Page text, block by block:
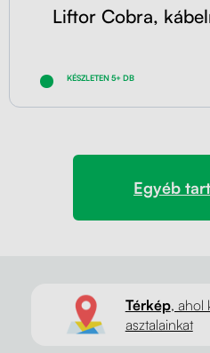
Liftor Cobra,
KÉSZLETEN 5+ DB
Egyéb
Térkép, ahol
asztalainkat